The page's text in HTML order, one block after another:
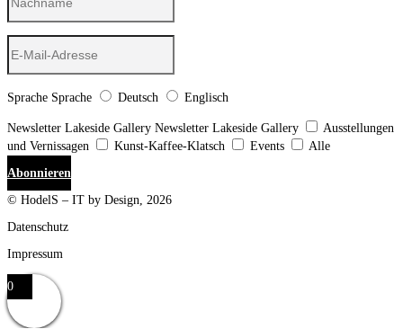
Sprache Sprache Deutsch Englisch
Newsletter Lakeside Gallery Newsletter Lakeside Gallery
Ausstellungen
und Vernissagen
Kunst-Kaffee-Klatsch Events
Alle
Abonnieren
© HodelS – IT by Design, 2026
Datenschutz
Impressum
0